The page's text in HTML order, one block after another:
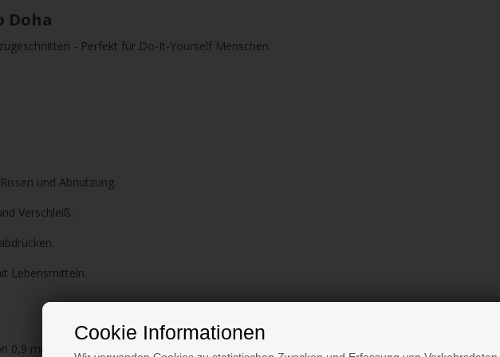
Cookie Informationen
Doha
- Perfekt für Do-It-Yourself Menschen.
und Abnutzung.
Verschleiß.
Lebensmitteln.
0,9 mm und ist dafür geeignet um es z.B. auf Tischoberflächen und Arbeitsflächen aus Holz zu